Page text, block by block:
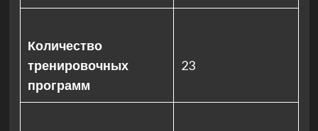
Количество
тренировочных
программ
23